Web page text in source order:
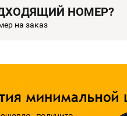
НОМЕР?
на заказ